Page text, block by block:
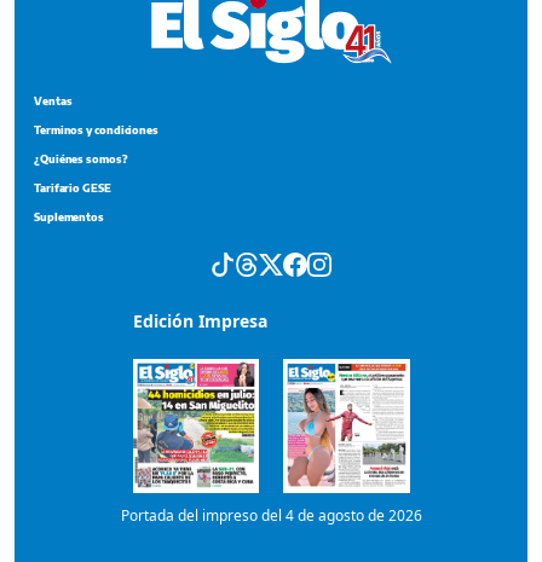
Ventas
Terminos y condiciones
¿Quiénes somos?
Tarifario GESE
Suplementos
Edición Impresa
Portada del impreso del 4 de agosto de 2026